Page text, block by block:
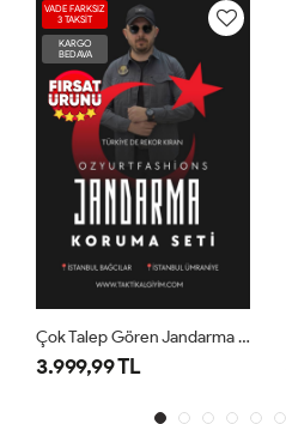
VADE FARKSIZ
3 TAKSİT
KARGO
BEDAVA
Çok Talep Gören Jandarma Kombini
3.999,99 TL